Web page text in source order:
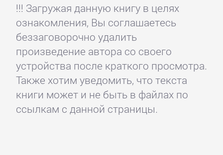
!!! Загружая данную книгу в целях
ознакомления, Вы соглашаетесь
беззаговорочно удалить
произведение автора со своего
устройства после краткого просмотра.
Также хотим уведомить, что текста
книги может и не быть в файлах по
ссылкам с данной страницы.